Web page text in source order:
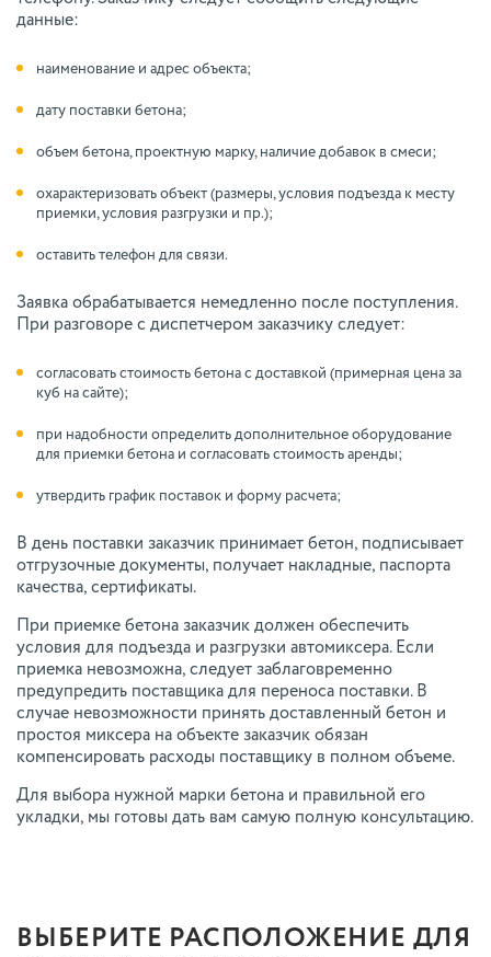
данные:
наименование и адрес объекта;
дату поставки бетона;
объем бетона, проектную марку, наличие добавок в смеси;
охарактеризовать объект (размеры, условия подъезда к месту
приемки, условия разгрузки и пр.);
оставить телефон для связи.
Заявка обрабатывается немедленно после поступления.
При разговоре с диспетчером заказчику следует:
согласовать стоимость бетона с доставкой (примерная цена за
куб на сайте);
при надобности определить дополнительное оборудование
для приемки бетона и согласовать стоимость аренды;
утвердить график поставок и форму расчета;
В день поставки заказчик принимает бетон, подписывает
отгрузочные документы, получает накладные, паспорта
качества, сертификаты.
При приемке бетона заказчик должен обеспечить
условия для подъезда и разгрузки автомиксера. Если
приемка невозможна, следует заблаговременно
предупредить поставщика для переноса поставки. В
случае невозможности принять доставленный бетон и
простоя миксера на объекте заказчик обязан
компенсировать расходы поставщику в полном объеме.
Для выбора нужной марки бетона и правильной его
укладки, мы готовы дать вам самую полную консультацию.
ВЫБЕРИТЕ РАСПОЛОЖЕНИЕ ДЛЯ